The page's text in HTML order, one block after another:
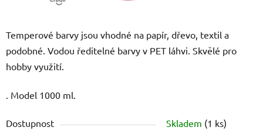
Temperové barvy jsou vhodné na papír, dřevo, textil a
podobné. Vodou ředitelné barvy v PET láhvi. Skvělé pro
hobby využití.
. Model 1000 ml.
Dostupnost Skladem (1 ks)